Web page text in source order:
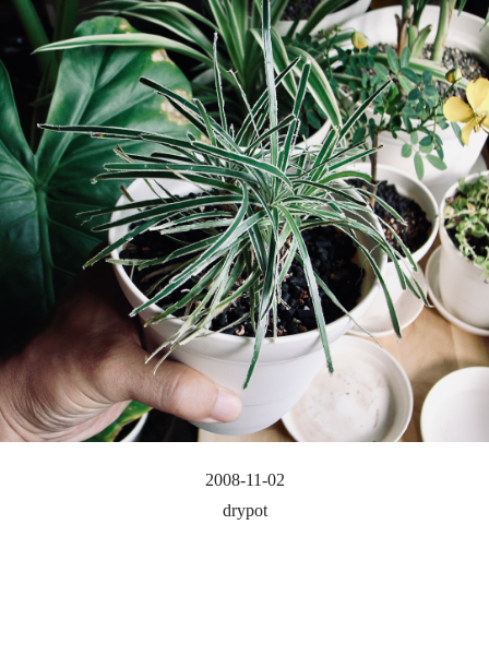
2008-11-02
drypot